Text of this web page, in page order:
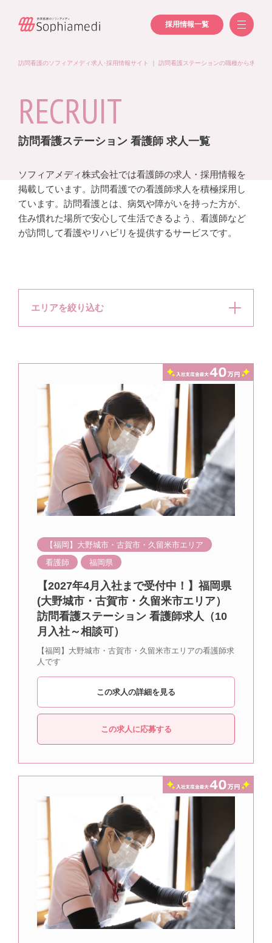
採用情報一覧
訪問看護のソフィアメディ求人･採用情報サイト 訪問看護ステーションの職種から求人を
RECRUIT
訪問看護ステーション 看護師 求人一覧
ソフィアメディ株式会社では看護師の求人・採用情報を
掲載しています。訪問看護での看護師求人を積極採用し
ています。訪問看護とは、病気や障がいを持った方が、
住み慣れた場所で安心して生活できるよう、看護師など
が訪問して看護やリハビリを提供するサービスです。
エリアを絞り込む
【福岡】大野城市・古賀市・久留米市エリア
看護師
福岡県
【2027年4月入社まで受付中！】福岡県
(大野城市・古賀市・久留米市エリア）
訪問看護ステーション 看護師求人（10
月入社～相談可）
【福岡】大野城市・古賀市・久留米市エリアの看護師求
人です
この求人の詳細を見る
この求人に応募する